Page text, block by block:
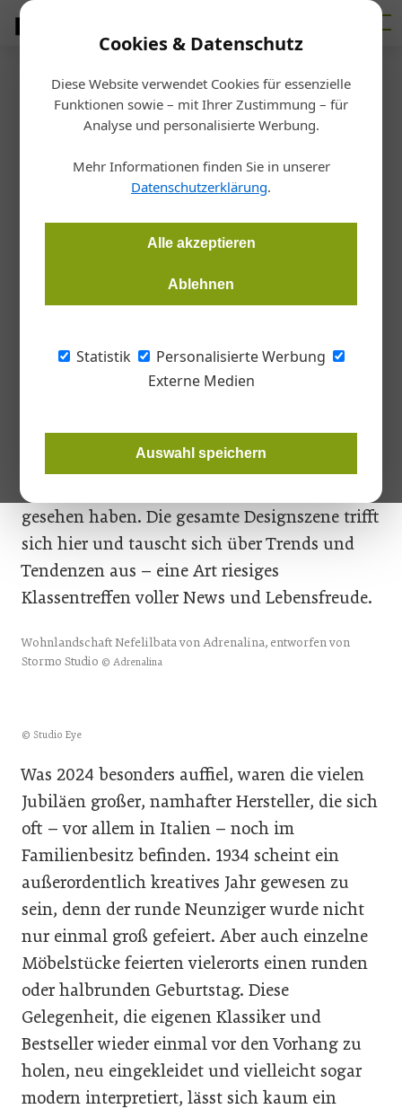
Cookies & Datenschutz
Diese Website verwendet Cookies für essenzielle
Funktionen sowie – mit Ihrer Zustimmung – für
Analyse und personalisierte Werbung.
Mehr Informationen finden Sie in unserer
Datenschutzerklärung.
Alle akzeptieren
Ablehnen
Statistik
Personalisierte Werbung
Externe Medien
Auswahl speichern
Startseite/Allgemein
Messehighlights
Nicht ohne den Salone
22.07.2024, 21:23 Uhr
als in Mailand. Bereits zum 62. Mal herrschte buntes Treiben -
auf der Messe, aber auch in der Stadt selbst. Mehr als jemals
Mailand ruft und alle kommen. Die
vielen Menschen schon im Jahr davor rot im
Kalender markiert. Wer wissen will, wo es in
gesehen haben. Die gesamte Designszene trifft
sich hier und tauscht sich über Trends und
Tendenzen aus – eine Art riesiges
Klassentreffen voller News und Lebensfreude.
Wohnlandschaft Nefelilbata von Adrenalina, entworfen von
Stormo Studio © Adrenalina
© Studio Eye
Was 2024 besonders auffiel, waren die vielen
Jubiläen großer, namhafter Hersteller, die sich
oft – vor allem in Italien – noch im
Familienbesitz befinden. 1934 scheint ein
außerordentlich kreatives Jahr gewesen zu
sein, denn der runde Neunziger wurde nicht
nur einmal groß gefeiert. Aber auch einzelne
Möbelstücke feierten vielerorts einen runden
oder halbrunden Geburtstag. Diese
Gelegenheit, die eigenen Klassiker und
Bestseller wieder einmal vor den Vorhang zu
holen, neu eingekleidet und vielleicht sogar
modern interpretiert, lässt sich kaum ein